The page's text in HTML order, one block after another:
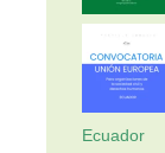
Ecuador